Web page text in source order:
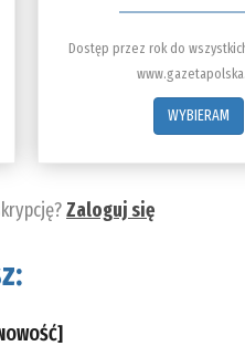
Dostęp przez rok do
WYBIERAM
Zaloguj się